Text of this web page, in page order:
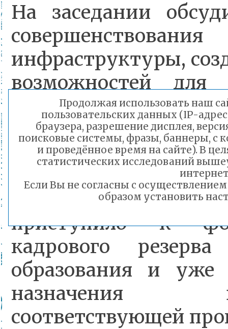
На заседании
инфраструктуры,
возможностей для
также
патриотического
Также глава
рассказал, что
приступило к
кадрового
образования и уже
назначения
соответствующей
Продолжая использовать наш
пользовательских данных (IP-
браузера, разрешение дисплея,
поисковые системы, фразы, баннеры, с
и проведённое время на сайте). В
статистических исследований
Если Вы не согласны с
образом установить